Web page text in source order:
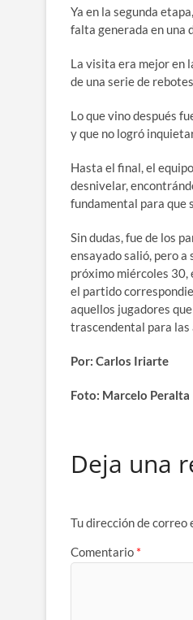
Ya en la segunda
falta generada en una
La visita era mejor en
de una serie de
Lo que vino después
y que no logró
Hasta el final, el
desnivelar,
fundamental para que
Sin dudas, fue de los
ensayado salió, pero a
próximo miércoles 30,
el partido
aquellos jugadores
trascendental para las
Por: Carlos Iriarte
Foto: Marcelo Peralta
Deja una
Tu dirección de correo
Comentario *